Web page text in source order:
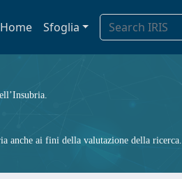
Home Sfoglia
anche ai fini della valutazione della ricerca.